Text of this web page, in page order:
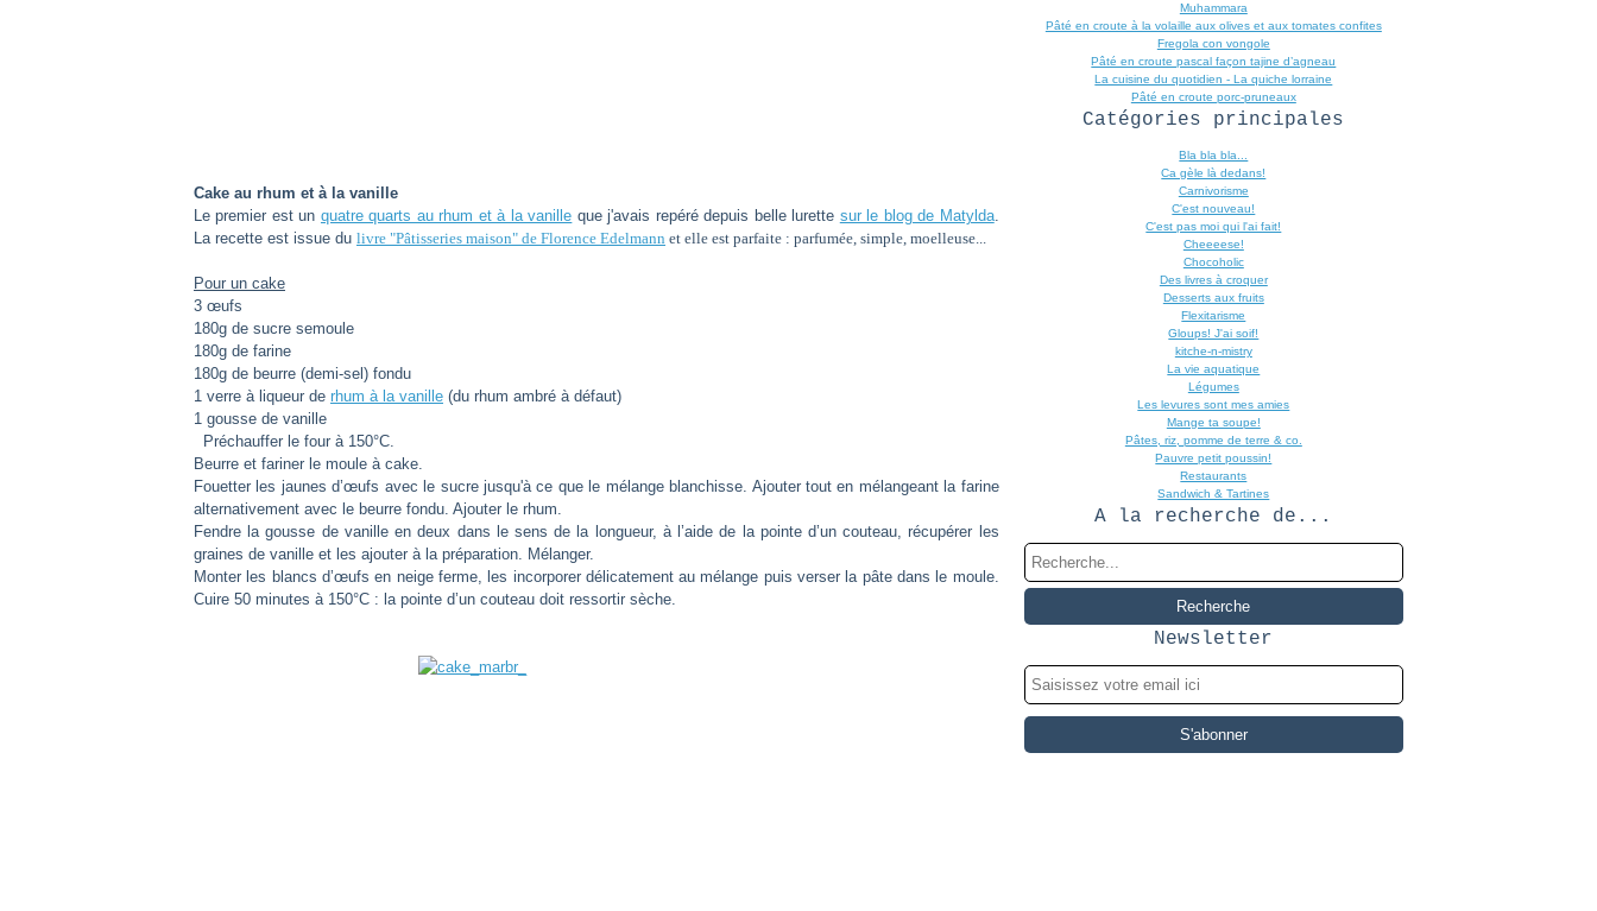
Cake au rhum et à la vanille
Le premier est un quatre quarts au rhum et à la vanille que j'avais repéré depuis belle lurette sur le blog de Matylda.
La recette est issue du livre "Pâtisseries maison" de Florence Edelmann et elle est parfaite : parfumée, simple, moelleuse...
Pour un cake
3 œufs
180g de sucre semoule
180g de farine
180g de beurre (demi-sel) fondu
1 verre à liqueur de rhum à la vanille (du rhum ambré à défaut)
1 gousse de vanille
Préchauffer le four à 150°C.
Beurre et fariner le moule à cake.
Fouetter les jaunes d’œufs avec le sucre jusqu'à ce que le mélange blanchisse. Ajouter tout en mélangeant la farine
alternativement avec le beurre fondu. Ajouter le rhum.
Fendre la gousse de vanille en deux dans le sens de la longueur, à l’aide de la pointe d’un couteau, récupérer les
graines de vanille et les ajouter à la préparation. Mélanger.
Monter les blancs d’œufs en neige ferme, les incorporer délicatement au mélange puis verser la pâte dans le moule.
Cuire 50 minutes à 150°C : la pointe d’un couteau doit ressortir sèche.
Muhammara
Pâté en croute à la volaille aux olives et aux tomates confites
Fregola con vongole
Pâté en croute pascal façon tajine d’agneau
La cuisine du quotidien - La quiche lorraine
Pâté en croute porc-pruneaux
Catégories principales
Bla bla bla...
Ca gèle là dedans!
Carnivorisme
C'est nouveau!
C'est pas moi qui l'ai fait!
Cheeeese!
Chocoholic
Des livres à croquer
Desserts aux fruits
Flexitarisme
Gloups! J'ai soif!
kitche-n-mistry
La vie aquatique
Légumes
Les levures sont mes amies
Mange ta soupe!
Pâtes, riz, pomme de terre & co.
Pauvre petit poussin!
Restaurants
Sandwich & Tartines
A la recherche de...
Newsletter